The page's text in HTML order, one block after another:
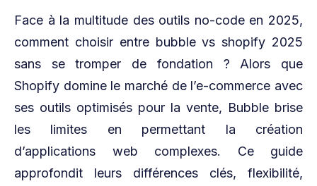
Face à la multitude des outils no-code en 2025,
comment choisir entre bubble vs shopify 2025
sans se tromper de fondation ? Alors que
Shopify domine le marché de l’e-commerce avec
ses outils optimisés pour la vente, Bubble brise
les limites en permettant la création
d’applications web complexes. Ce guide
approfondit leurs différences clés, flexibilité,